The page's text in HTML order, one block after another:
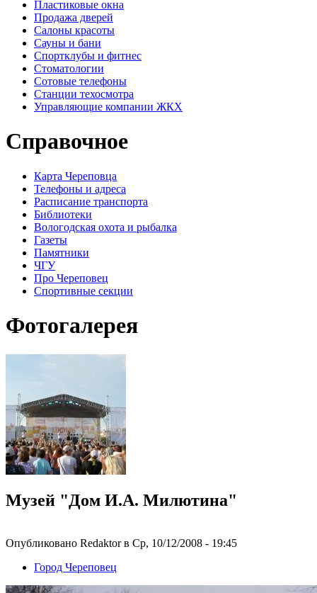
Пластиковые окна
Продажа дверей
Салоны красоты
Сауны и бани
Спортклубы и фитнес
Стоматологии
Сотовые телефоны
Станции техосмотра
Управляющие компании ЖКХ
Справочное
Карта Череповца
Телефоны и адреса
Расписание транспорта
Библиотеки
Вологодская охота и рыбалка
Газеты
Памятники
ЧГУ
Про Череповец
Спортивные секции
Фотогалерея
Музей "Дом И.А. Милютина"
Опубликовано Redaktor в Ср, 10/12/2008 - 19:45
Город Череповец